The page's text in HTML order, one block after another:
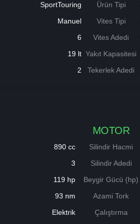
SportTouring Ürün Tipi
Manuel
Vites Tipi
6
Vites Adedi
19 lt Yakıt Kapasitesi
2
Tekerlek Adedi
MOTOR
890 cc Silindir Hacmi
3
Silindir Adedi
119 hp
Beygir Gücü (hp)
93 nm
Azami Tork
Elektrik
Çalıştırma